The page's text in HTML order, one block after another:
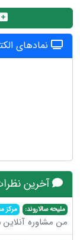
نمادهای
آخرین
ملیحه سالاروند: مرکز
من مشاوره